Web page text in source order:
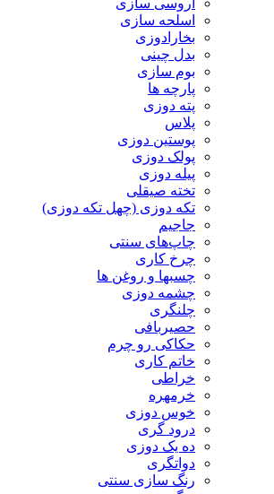
اسلحه سازی
بخارادوزی
بدل چینی
بوم سازی
پارچه ها
پته دوزی
پلاس
پوستین دوزی
پولک دوزی
پیله دوزی
تخته صیقلی
تکه دوزی (چهل تکه دوزی)
جاجیم
چاپ‌های سنتی
چرخ کاری
چسبها و روغن ها
چشمه دوزی
چلنگری
حصیربافی
حکاکی رو چرم
خاتم کاری
خراطی
خرمهره
خوس دوزی
درود گری
ده یک دوزی
دواتگری
رنگ سازی سنتی